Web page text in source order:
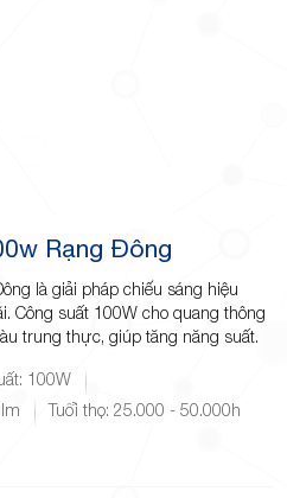
Rạng Đông
là giải pháp chiếu sáng hiệu
Công suất 100W cho quang thông
trung thực, giúp tăng năng suất.
100W
Tuổi thọ: 25.000 - 50.000h